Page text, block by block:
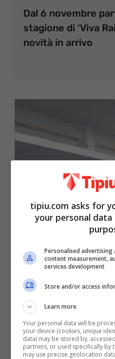
Dal 6 novembre
stagione di ‘Viva
novità in arrivo
Poste, nuovi
mesi: dal
dell’Agenzia delle
cambia
tipiu.com asks for
your personal
Personalised
content measurement,
services development
Store and/or access
Learn more
Your personal data will be
your device (cookies, unique
data) may be stored by,
partners, or used specifically by
may use precise geolocation